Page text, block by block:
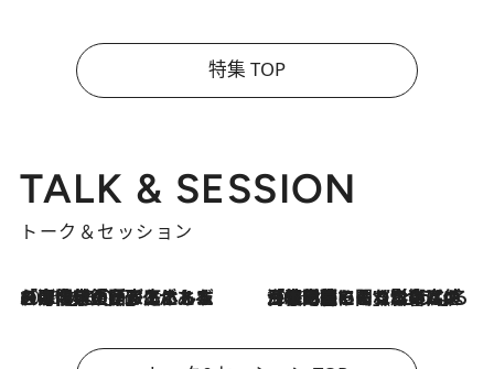
特集 TOP
TALK & SESSION
トーク＆セッション
2026.8.3
「今後値上げがあるとすれば…」「リスクがあるのは今年の冬」エネルギー専門家が語る、ホルムズ海峡封鎖が家庭にもたらす“ある心配” 2026.8.3
「住宅建てられない…」「サーチャージ料の高値が続いている」ホルムズ海峡封鎖による影響はいつまで続く？《エネルギー専門家に聞く“どうなる日本の暮らし”》